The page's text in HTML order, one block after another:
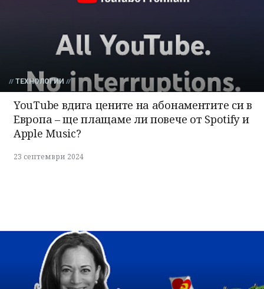
ТЕХНОЛОГИИ
YouTube вдига цените на абонаментите си в
Европа – ще плащаме ли повече от Spotify и
Apple Music?
23 септември 2024